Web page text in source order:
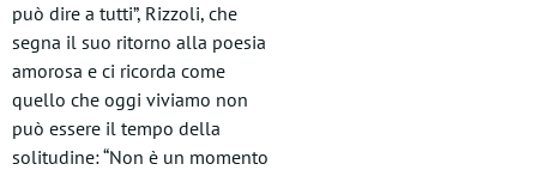
può dire a tutti”, Rizzoli, che
segna il suo ritorno alla poesia
amorosa e ci ricorda come
quello che oggi viviamo non
può essere il tempo della
solitudine: “Non è un momento